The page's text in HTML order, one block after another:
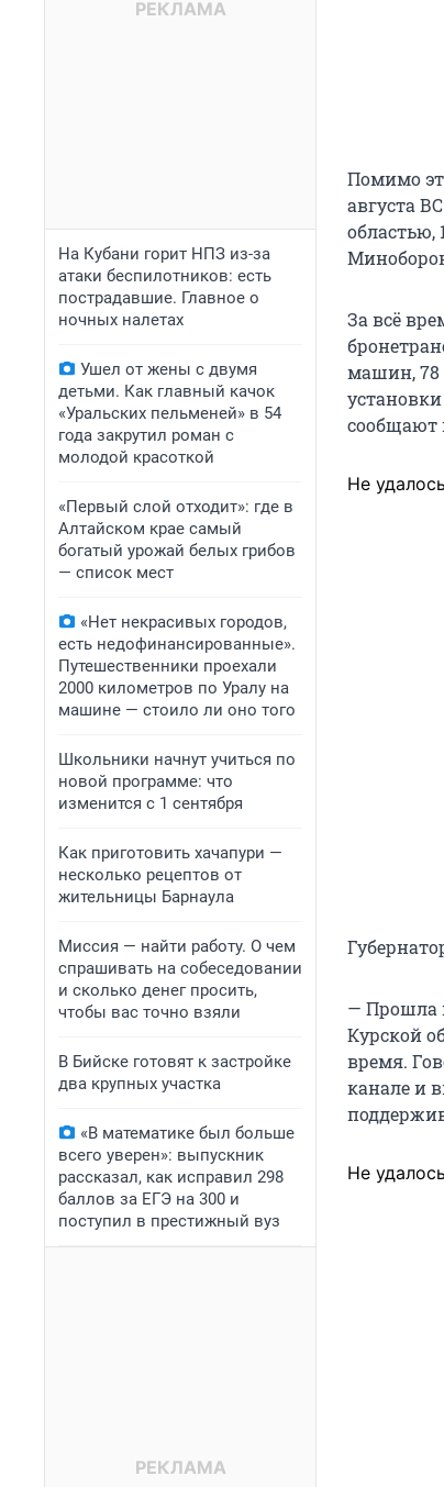
На Кубани горит НПЗ из-за
атаки беспилотников: есть
пострадавшие. Главное о
ночных налетах
Ушел от жены с двумя
детьми. Как главный качок
«Уральских пельменей» в 54
года закрутил роман с
молодой красоткой
«Первый слой отходит»: где в
Алтайском крае самый
богатый урожай белых грибов
— список мест
«Нет некрасивых городов,
есть недофинансированные».
Путешественники проехали
2000 километров по Уралу на
машине — стоило ли оно того
Школьники начнут учиться по
новой программе: что
изменится с 1 сентября
Как приготовить хачапури —
несколько рецептов от
жительницы Барнаула
Миссия — найти работу. О чем
спрашивать на собеседовании
и сколько денег просить,
чтобы вас точно взяли
В Бийске готовят к застройке
два крупных участка
«В математике был больше
всего уверен»: выпускник
рассказал, как исправил 298
баллов за ЕГЭ на 300 и
поступил в престижный вуз
Помимо
августа
областью,
За всё
машин, 78
сообщают
Не
— Прошла
Курской
время.
канале и
Не